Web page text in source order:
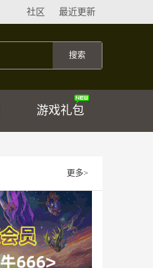
最近更新
社区
游戏礼包
更多>